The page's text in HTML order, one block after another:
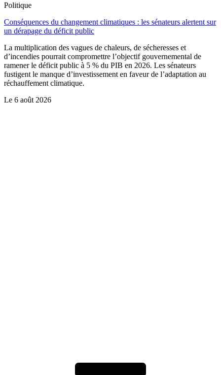
Politique
Conséquences du changement climatiques : les sénateurs alertent sur
un dérapage du déficit public
La multiplication des vagues de chaleurs, de sécheresses et
d’incendies pourrait compromettre l’objectif gouvernemental de
ramener le déficit public à 5 % du PIB en 2026. Les sénateurs
fustigent le manque d’investissement en faveur de l’adaptation au
réchauffement climatique.
Le 6 août 2026